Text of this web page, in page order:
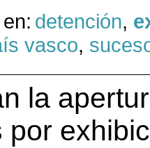
detención,
vasco,
la
por